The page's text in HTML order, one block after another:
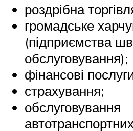
роздрібна
громадське
(підприємства
обслуговування);
фінансові
страхування;
обслуговування